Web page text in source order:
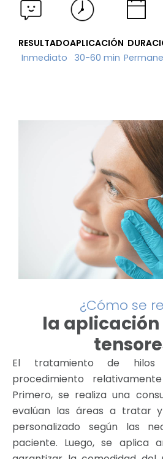
RESULTADO
Inmediato
APLICACIÓN
30-60 min
¿Cómo se
la aplicación
El tratamiento de
procedimiento
Primero, se realiza una
evalúan las áreas a tratar
personalizado según las
paciente. Luego, se aplica